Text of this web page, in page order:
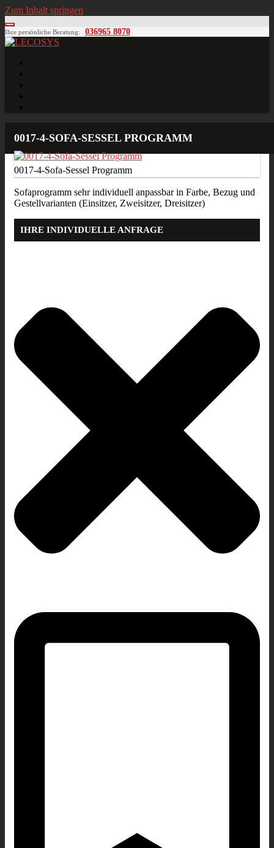
Zum Inhalt springen
Ihre persönliche Beratung: 036965 8070
0017-4-SOFA-SESSEL PROGRAMM
0017-4-Sofa-Sessel Programm
Sofaprogramm sehr individuell anpassbar in Farbe, Bezug und
Gestellvarianten (Einsitzer, Zweisitzer, Dreisitzer)
IHRE INDIVIDUELLE ANFRAGE